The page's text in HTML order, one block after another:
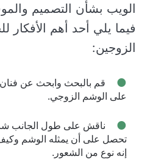
الويب بشأن التصميم
فيما يلي أحد أهم
الزوجين:
قم بالبحث وابحث عن
على الوشم الزوجي.
ناقش على طول الجانب
تحصل على أن يمثله الوشم
إنه نوع من الشعور.